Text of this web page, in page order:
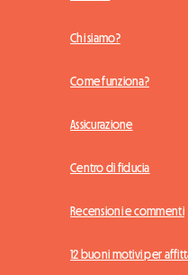
Chi siamo?
Come funziona?
Assicurazione
Centro di fiducia
Recensioni e commenti
12 buoni motivi per